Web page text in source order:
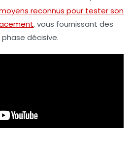
reconnus pour tester son
, vous fournissant des
décisive.